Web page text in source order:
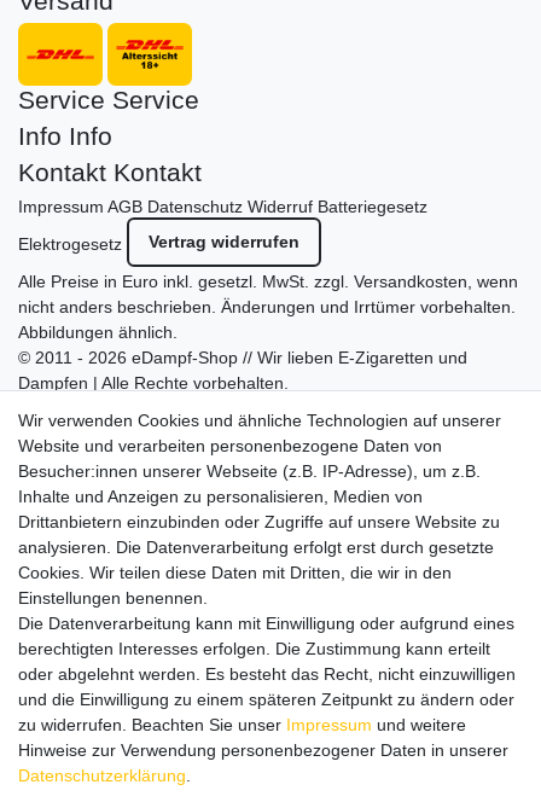
Service Service
Info Info
Kontakt Kontakt
Impressum AGB Datenschutz Widerruf Batteriegesetz
Elektrogesetz
Vertrag widerrufen
Alle Preise in Euro inkl. gesetzl. MwSt. zzgl. Versandkosten , wenn
nicht anders beschrieben. Änderungen und Irrtümer vorbehalten.
Abbildungen ähnlich.
© 2011 - 2026 eDampf-Shop // Wir lieben E-Zigaretten und
Dampfen | Alle Rechte vorbehalten.
Bitte entschuldigen Sie, wenn wir telefonisch wegen hoher
betrieblicher Auslastung nicht erreichbar sein sollten.
Schreiben Sie uns gerne eine E-Mail mit Ihrer Telefonnummer
und der Bitte um Rückruf.
Wir rufen Sie schnellstmöglich zurück.
Wir versenden in die folgenden Länder
Versandkostenfrei (DE) ab 69 €
Wir verwenden Cookies und ähnliche Technologien auf unserer
Website und verarbeiten personenbezogene Daten von
Besucher:innen unserer Webseite (z.B. IP-Adresse), um z.B.
Inhalte und Anzeigen zu personalisieren, Medien von
Drittanbietern einzubinden oder Zugriffe auf unsere Website zu
analysieren. Die Datenverarbeitung erfolgt erst durch gesetzte
Cookies. Wir teilen diese Daten mit Dritten, die wir in den
Einstellungen benennen.
Die Datenverarbeitung kann mit Einwilligung oder aufgrund eines
berechtigten Interesses erfolgen. Die Zustimmung kann erteilt
oder abgelehnt werden. Es besteht das Recht, nicht einzuwilligen
und die Einwilligung zu einem späteren Zeitpunkt zu ändern oder
zu widerrufen. Beachten Sie unser Impressum und weitere
Hinweise zur Verwendung personenbezogener Daten in unserer
Daten­schutz­erklärung